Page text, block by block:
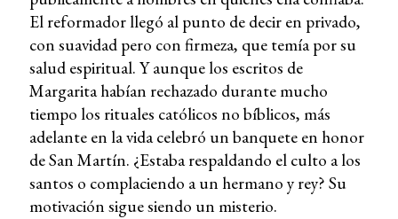
El reformador llegó al punto de decir en privado,
con suavidad pero con firmeza, que temía por su
salud espiritual. Y aunque los escritos de
Margarita habían rechazado durante mucho
tiempo los rituales católicos no bíblicos, más
adelante en la vida celebró un banquete en honor
de San Martín. ¿Estaba respaldando el culto a los
santos o complaciendo a un hermano y rey? Su
motivación sigue siendo un misterio.